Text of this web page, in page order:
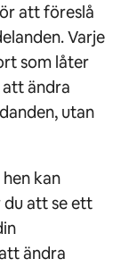
att föreslå
Varje
som låter
ändra
utan
kan
du att se ett
ändra